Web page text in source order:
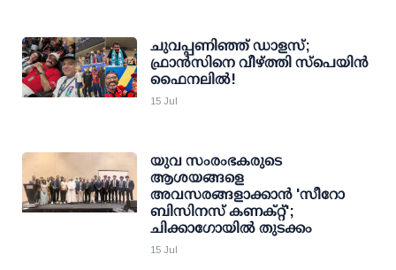
ചുവപ്പണിഞ്ഞ് ഡാളസ്;
ഫ്രാന്‍സിനെ വീഴ്ത്തി സ്‌പെയിന്‍
ഫൈനലില്‍!
15 Jul
യുവ സംരംഭകരുടെ
ആശയങ്ങളെ
അവസരങ്ങളാക്കാന്‍ 'സീറോ
ബിസിനസ് കണക്റ്റ്';
ചിക്കാഗോയില്‍ തുടക്കം
15 Jul